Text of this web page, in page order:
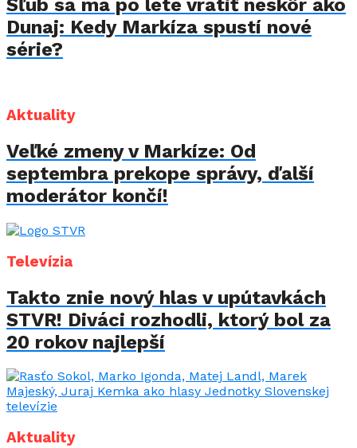
Sľub sa má po lete vrátiť neskôr ako
Dunaj: Kedy Markíza spustí nové
série?
Aktuality
Veľké zmeny v Markíze: Od
septembra prekope správy, ďalší
moderátor končí!
Televízia
Takto znie nový hlas v upútavkách
STVR! Diváci rozhodli, ktorý bol za
20 rokov najlepší
Aktuality